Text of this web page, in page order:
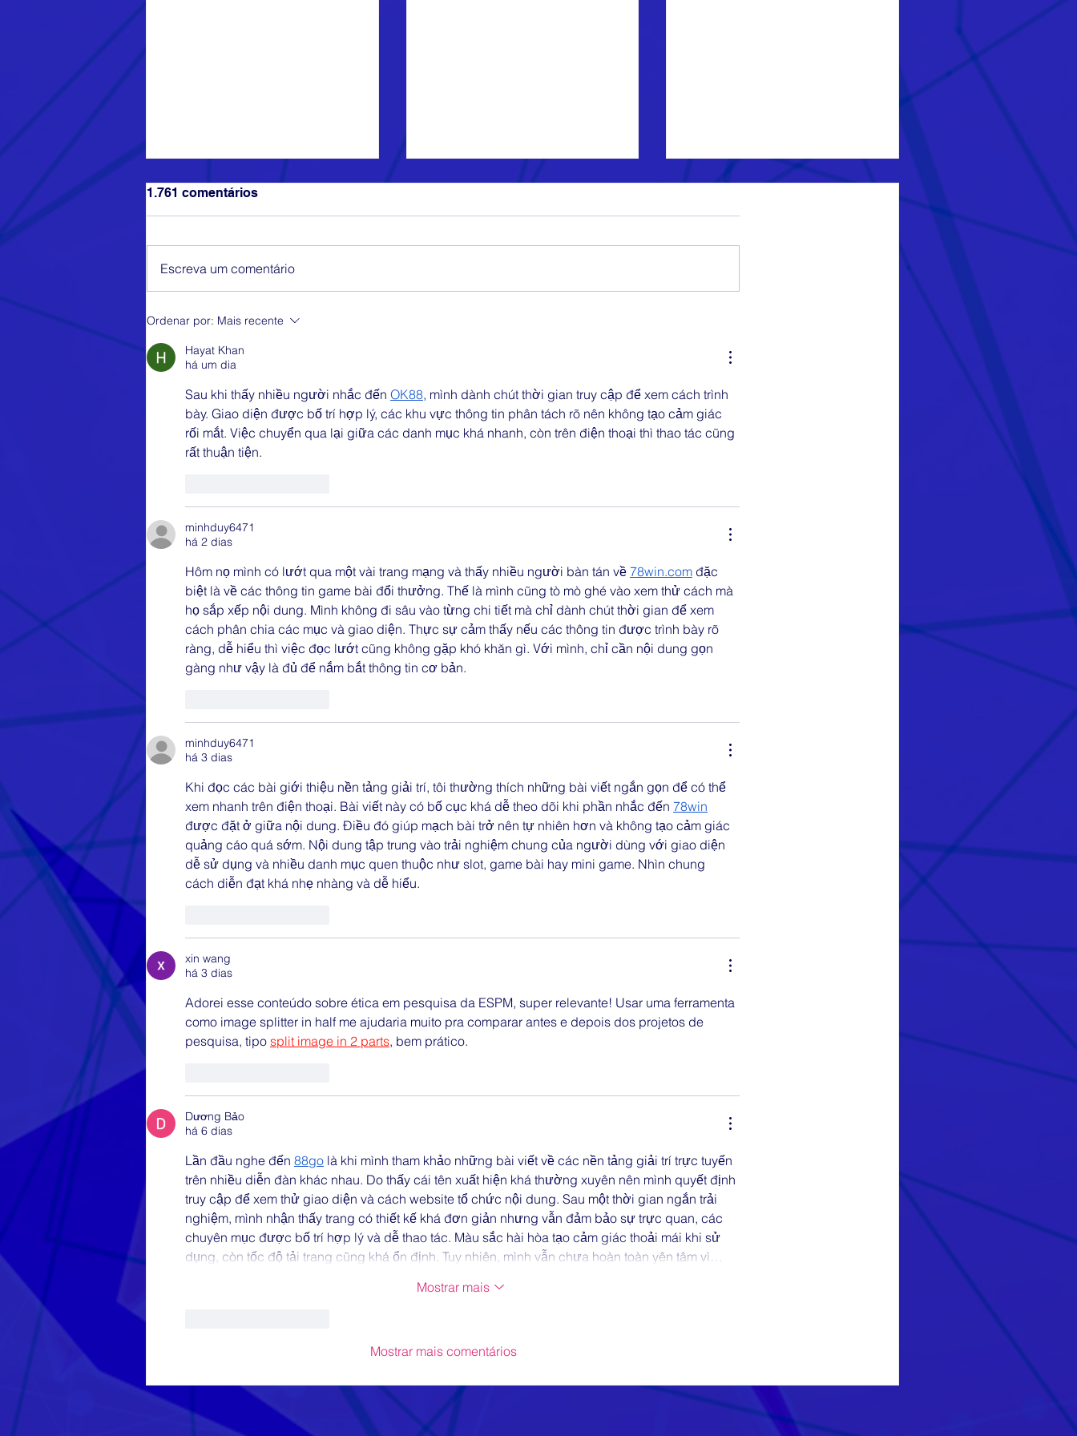
Capítulo sobre Toolkits
1.761 comentários
Escreva um comentário
Ordenar por: Mais recente
Hayat Khan
há um dia
Sau khi thấy nhiều người nhắc đến OK88, mình dành chút thời gian truy cập để xem cách trình
bày. Giao diện được bố trí hợp lý, các khu vực thông tin phân tách rõ nên không tạo cảm giác
rối mắt. Việc chuyển qua lại giữa các danh mục khá nhanh, còn trên điện thoại thì thao tác cũng
rất thuận tiện.
minhduy6471
há 2 dias
Hôm nọ mình có lướt qua một vài trang mạng và thấy nhiều người bàn tán về 78win.com đặc
biệt là về các thông tin game bài đổi thưởng. Thế là mình cũng tò mò ghé vào xem thử cách mà
họ sắp xếp nội dung. Mình không đi sâu vào từng chi tiết mà chỉ dành chút thời gian để xem
cách phân chia các mục và giao diện. Thực sự cảm thấy nếu các thông tin được trình bày rõ
ràng, dễ hiểu thì việc đọc lướt cũng không gặp khó khăn gì. Với mình, chỉ cần nội dung gọn
gàng như vậy là đủ để nắm bắt thông tin cơ bản.
minhduy6471
há 3 dias
Khi đọc các bài giới thiệu nền tảng giải trí, tôi thường thích những bài viết ngắn gọn để có thể
xem nhanh trên điện thoại. Bài viết này có bố cục khá dễ theo dõi khi phần nhắc đến 78win
được đặt ở giữa nội dung. Điều đó giúp mạch bài trở nên tự nhiên hơn và không tạo cảm giác
quảng cáo quá sớm. Nội dung tập trung vào trải nghiệm chung của người dùng với giao diện
dễ sử dụng và nhiều danh mục quen thuộc như slot, game bài hay mini game. Nhìn chung
cách diễn đạt khá nhẹ nhàng và dễ hiểu.
xin wang
há 3 dias
Adorei esse conteúdo sobre ética em pesquisa da ESPM, super relevante! Usar uma ferramenta
como image splitter in half me ajudaria muito pra comparar antes e depois dos projetos de
pesquisa, tipo split image in 2 parts, bem prático.
Dương Bảo
há 6 dias
Lần đầu nghe đến 88go là khi mình tham khảo những bài viết về các nền tảng giải trí trực tuyến
trên nhiều diễn đàn khác nhau. Do thấy cái tên xuất hiện khá thường xuyên nên mình quyết định
truy cập để xem thử giao diện và cách website tổ chức nội dung. Sau một thời gian ngắn trải
nghiệm, mình nhận thấy trang có thiết kế khá đơn giản nhưng vẫn đảm bảo sự trực quan, các
chuyên mục được bố trí hợp lý và dễ thao tác. Màu sắc hài hòa tạo cảm giác thoải mái khi sử
dụng, còn tốc độ tải trang cũng khá ổn định. Tuy nhiên, mình vẫn chưa hoàn toàn yên tâm vì…
Mostrar mais
Mostrar mais comentários